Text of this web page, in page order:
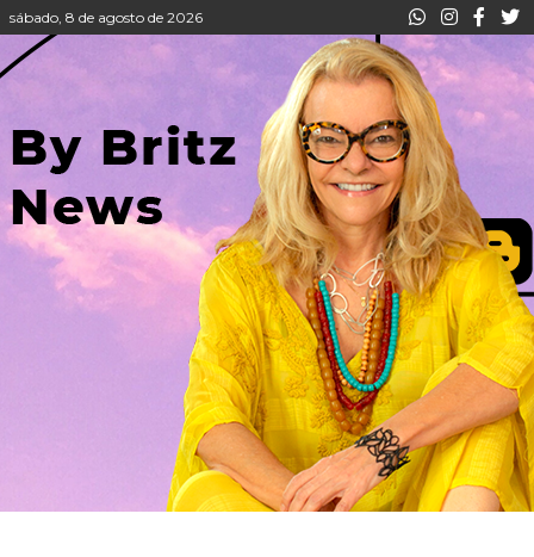
sábado, 8 de agosto de 2026